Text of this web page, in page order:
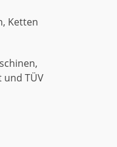
Ketten
und TÜV